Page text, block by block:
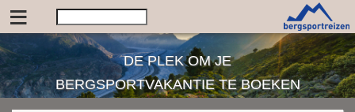
≡
DE PLEK OM JE
BERGSPORTVAKANTIE TE BOEKEN